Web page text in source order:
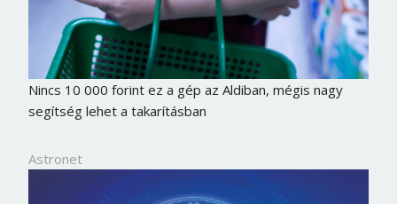
Nincs 10 000 forint ez a gép az Aldiban, mégis nagy
segítség lehet a takarításban
Astronet